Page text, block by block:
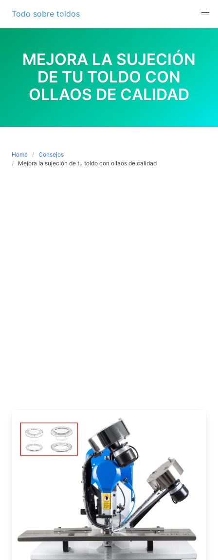
content
Todo sobre toldos
MEJORA LA SUJECIÓN
DE TU TOLDO CON
OLLAOS DE CALIDAD
Home
Consejos
Mejora la sujeción de tu toldo con ollaos de calidad